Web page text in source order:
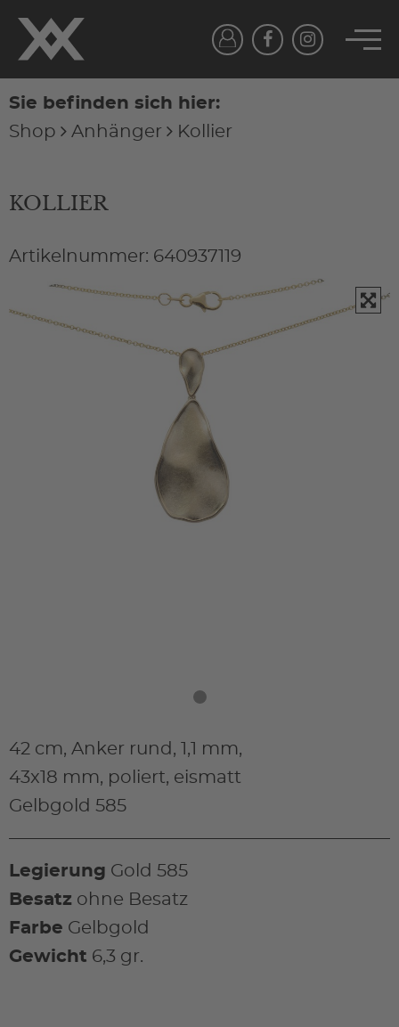
Sie befinden sich hier:
Shop
Anhänger Kollier
KOLLIER
Artikelnummer: 640937119
42 cm, Anker rund, 1,1 mm,
43x18 mm, poliert, eismatt
Gelbgold 585
Legierung Gold 585
Besatz ohne Besatz
Farbe Gelbgold
Gewicht 6,3 gr.